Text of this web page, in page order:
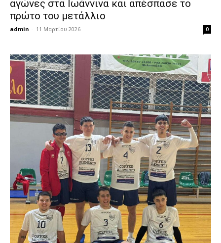
αγώνες στα Ιωάννινα και απέσπασε το
πρώτο του μετάλλιο
admin - 11 Μαρτίου 2026 0